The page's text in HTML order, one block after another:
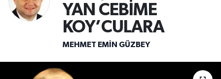
YAN CEBİME
KOY’CULARA
MEHMET EMIN GÜZBEY